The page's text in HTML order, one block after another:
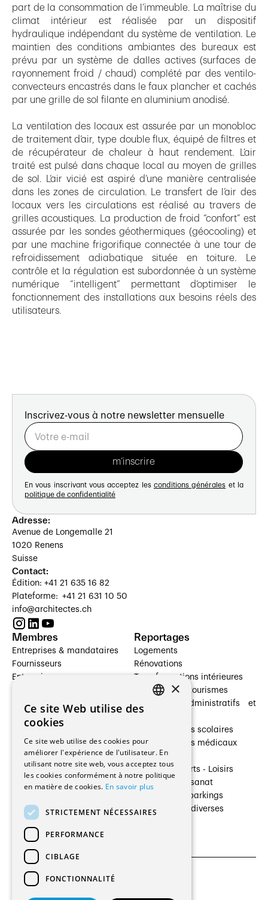
part de la consommation de l’immeuble. La maîtrise du
climat intérieur est réalisée par un dispositif
hydraulique indépendant du système de ventilation. Le
maintien des conditions ambiantes des bureaux est
prévu par un système de dalles actives (surfaces de
rayonnement froid / chaud) complété par des ventilo-
convecteurs encastrés dans le faux plancher et cachés
par une grille de sol filante en aluminium anodisé.
La ventilation des locaux est assurée par un monobloc
de traitement d’air, type double flux, équipé de filtres et
de récupérateur de chaleur à haut rendement. L’air
traité est pulsé dans chaque local au moyen de grilles
de sol. L’air vicié est aspiré d’une manière centralisée
dans les zones de circulation. Le transfert de l’air des
locaux vers les circulations est réalisé au travers de
grilles acoustiques. La production de froid “confort” est
assurée par les sondes géothermiques (géocooling) et
par une machine frigorifique connectée à une tour de
refroidissement adiabatique située en toiture. Le
contrôle et la régulation est subordonnée à un système
numérique “intelligent” permettant d’optimiser le
fonctionnement des installations aux besoins réels des
utilisateurs.
Inscrivez-vous à notre newsletter mensuelle
En vous inscrivant vous acceptez les conditions générales et la
politique de confidentialité
Adresse:
Avenue de Longemalle 21
1020 Renens
Suisse
Contact:
Édition: +41 21 635 16 82
Plateforme: +41 21 631 10 50
info@architectes.ch
Membres
Entreprises & mandataires
Fournisseurs
Entreprises
Architectes paysagistes
Architectes d'intérieur
Entreprises générales
Ingénieurs et mandataires
Fabricants / Fournisseurs
Régies immobilières
Gestion PPE
Reportages
Logements
Rénovations
Transformations intérieures
Hôtelleries et tourismes
Bâtiments administratifs et
Établissements scolaires
Établissements médicaux
Villas
Cultures - Sports - Loisirs
Industrie - Artisanat
Transports et parkings
Constructions diverses
CGU et Politique de confidentialités
×
Ce site Web utilise des
cookies
Ce site web utilise des cookies pour
améliorer l'expérience de l'utilisateur. En
utilisant notre site web, vous acceptez tous
les cookies conformément à notre politique
en matière de cookies. En savoir plus
STRICTEMENT NÉCESSAIRES
PERFORMANCE
CIBLAGE
FONCTIONNALITÉ